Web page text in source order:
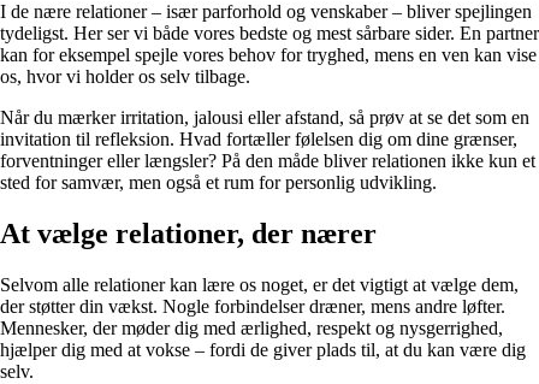
I de nære relationer – især parforhold og venskaber – bliver spejlingen
tydeligst. Her ser vi både vores bedste og mest sårbare sider. En partner
kan for eksempel spejle vores behov for tryghed, mens en ven kan vise
os, hvor vi holder os selv tilbage.
Når du mærker irritation, jalousi eller afstand, så prøv at se det som en
invitation til refleksion. Hvad fortæller følelsen dig om dine grænser,
forventninger eller længsler? På den måde bliver relationen ikke kun et
sted for samvær, men også et rum for personlig udvikling.
At vælge relationer, der nærer
Selvom alle relationer kan lære os noget, er det vigtigt at vælge dem,
der støtter din vækst. Nogle forbindelser dræner, mens andre løfter.
Mennesker, der møder dig med ærlighed, respekt og nysgerrighed,
hjælper dig med at vokse – fordi de giver plads til, at du kan være dig
selv.